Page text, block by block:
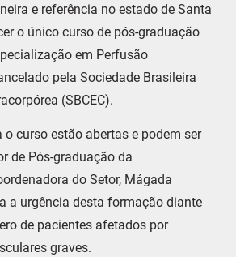
e referência no estado de Santa
o único curso de pós-graduação
em Perfusão
pela Sociedade Brasileira
(SBCEC).
o curso estão abertas e podem ser
de Pós-graduação da
do Setor, Mágada
a urgência desta formação diante
de pacientes afetados por
graves.